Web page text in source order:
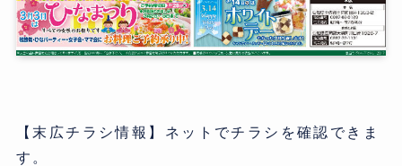
【末広チラシ情報】ネットでチラシを確認できま
す。